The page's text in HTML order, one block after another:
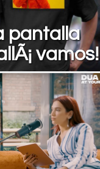
pantalla
vamos!